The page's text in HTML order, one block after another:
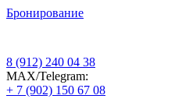
Бронирование
8 (912) 240 04 38
МАХ/Telegram:
+ 7 (902) 150 67 08